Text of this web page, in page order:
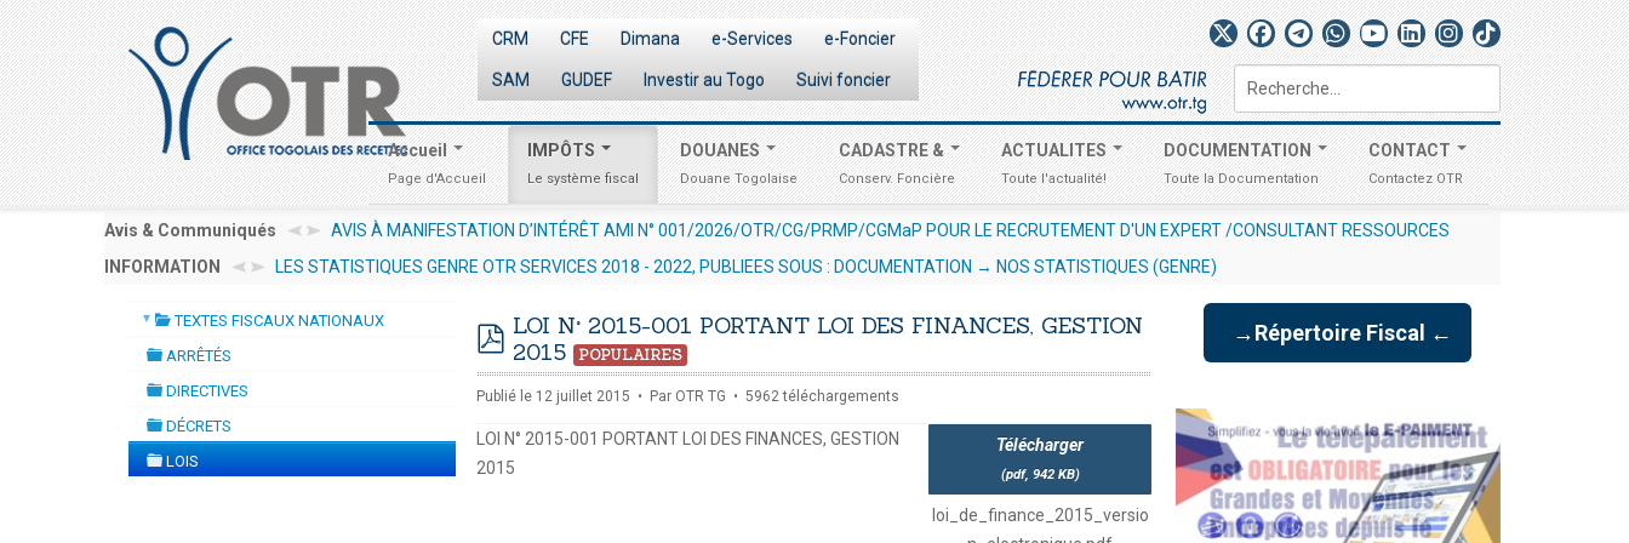
CRM CFE Dimana e-Services e-Foncier
SAM GUDEF Investir au Togo Suivi foncier Rechercher
Accueil
Page d'Accueil
IMPÔTS
Le système fiscal
DOUANES
Douane Togolaise
CADASTRE &
Conserv. Foncière
ACTUALITES
Toute l'actualité!
DOCUMENTATION
Toute la Documentation
CONTACT
Contactez OTR
Avis & Communiqués
D’INTÉRÊT AMI N° 001/2026/OTR/CG/PRMP/CGMaP POUR LE RECRUTEMENT D'UN EXPERT /CONSULTANT RESSOURCES HUMAINES EN VUE DE LA
mardi, 14 juillet 2026 10:30
AVIS AUX OPÉRATEURS ÉCONOMIQUES
INFORMATION
LES STATISTIQUES GENRE OTR SERVICES 2018 - 2022, PUBLIEES SOUS : DOCUMENTATION → NOS STATISTIQUES (GENRE)
▼ TEXTES FISCAUX NATIONAUX
ARRÊTÉS
DIRECTIVES
folder
DÉCRETS
folder
LOIS
pdf
LOI N° 2015-001 PORTANT LOI DES FINANCES, GESTION
2015
POPULAIRES
Publié le 12 juillet 2015 Par OTR TG 5962 téléchargements
Télécharger
(pdf, 942 KB)
loi_de_finance_2015_versio
LOI N° 2015-001 PORTANT LOI DES FINANCES, GESTION
2015
→Répertoire Fiscal ←